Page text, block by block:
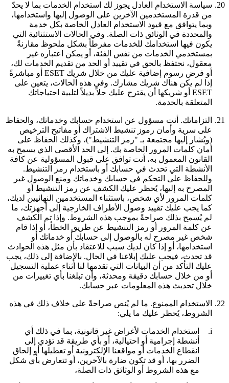
20. سياسة الاستخدام العادل يجوز لك استخدام الخدمات بما لا يحدّ
من قدرة المستخدمين الآخرين على الوصول إليها واستخدامها،
وبما يتوافق مع قيود الاستخدام العادل الخاصة بكل خدمة
والمحددة في الوثائق ذات الصلة. وفي الحالات الاستثنائية التي
يكون فيها استخدامك للخدمات مفرطاً بشكل ملحوظ مقارنةً
بمستخدمي الخدمات من نفس الفئة، أو يمكن اعتباره غير
معقول، نحتفظ بالحق في تقييد أو الحد من تقديم الخدمات لك،
أو فرض رسوم إضافية عليك من خلال شريك ESET أو مباشرةً
إذا لم يكن هناك شريك مشارك. وفي هذه الحالات، يتعين على
ESET أو شريكها أن يقترح عليك حلاً بديلاً لتلبية احتياجاتك
المتعلقة بالخدمة.
21. التزاماتك. أنت مسؤول عن استخدام حسابك وخدماتك، والحفاظ
على سرية وأمان رموز تنشيط الاشتراك أو مفاتيح الترخيص
(ويُشار إليها مجتمعة بـ "رمز التنشيط")، وكذلك الحفاظ على
أمان كلمات المرور الخاصة بك. إلى الحد الأقصى الذي يسمح به
القانون المعمول به، أنت توافق على قبول المسؤولية عن كافة
الأنشطة التي تحدث في حسابك أو باستخدام رمز التنشيط.
وللحفاظ على التحكم في حسابك وخدماتك ومنع الوصول غير
المصرح به إليها، يُحظر عليك الكشف عن رمز التنشيط أو
كلمات المرور لأي شخص، باستثناء المستخدمين النهائيين لديك،
كما يجب عليك تقييد وصول الأطراف الخارجية إلى أجهزتك، ما
لم يُسمح بذلك صراحةً بموجب هذه الشروط. وإذا تم الكشف
عن كلمة المرور أو رمز التنشيط عن طريق الخطأ، أو إذا قام
شخص غير مصرح له بالوصول إلى حسابك أو خدماتك أو
استخدامها، أو إذا كان لديك سبب للاعتقاد بأن مثل هذه الحوادث
قد تحدث، فيجب عليك إبلاغنا في الحال. بالإضافة إلى ذلك، يجب
عليك التأكد من أن البيانات التي تقدمها لنا أثناء عملية التسجيل
أو من خلال حسابك دقيقة ومحدثة، وأن تبلغنا بأي تغييرات من
خلال تحديث هذه المعلومات عبر حسابك.
22. الاستخدام الممنوع. ما لم يُنص صراحةً على خلاف ذلك في هذه
الشروط، يُحظر عليك ما يلي:
i.
استخدام الخدمات لأغراض غير قانونية، بما في ذلك أي
أنشطة إجرامية أو احتيالية، أو بأي طريقة قد تؤدي إلى
انقطاع الخدمات أو مواقعنا الإلكترونية أو تعطيلها أو إلحاق
الضرر بها، أو قد تكون ضارة بالآخرين، أو تتعارض بأي شكل
مع هذه الشروط أو الوثائق ذات الصلة،